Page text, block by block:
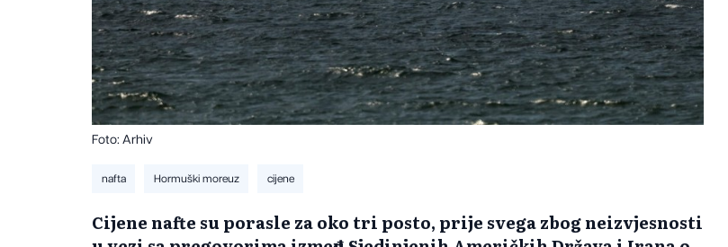
Foto: Arhiv
nafta Hormuški moreuz cijene
Cijene nafte su porasle za oko tri posto, prije svega zbog neizvjesnosti